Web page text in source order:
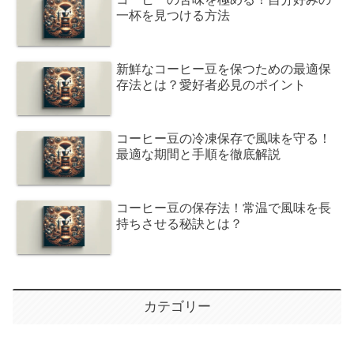
一杯を見つける方法
新鮮なコーヒー豆を保つための最適保
存法とは？愛好者必見のポイント
コーヒー豆の冷凍保存で風味を守る！
最適な期間と手順を徹底解説
コーヒー豆の保存法！常温で風味を長
持ちさせる秘訣とは？
カテゴリー